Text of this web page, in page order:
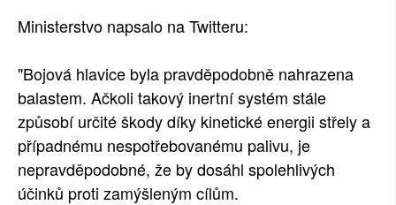
Ministerstvo napsalo na Twitteru:
"Bojová hlavice byla pravděpodobně nahrazena
balastem. Ačkoli takový inertní systém stále
způsobí určité škody díky kinetické energii střely a
případnému nespotřebovanému palivu, je
nepravděpodobné, že by dosáhl spolehlivých
účinků proti zamýšleným cílům.